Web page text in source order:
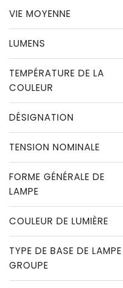
VIE MOYENNE
LUMENS
TEMPÉRATURE DE LA
COULEUR
DÉSIGNATION
TENSION NOMINALE
FORME GÉNÉRALE DE
LAMPE
COULEUR DE LUMIÈRE
TYPE DE BASE DE LAMPE
GROUPE